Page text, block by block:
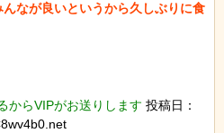
なが良いというから久しぶりに食
からVIPがお送りします 投稿日：